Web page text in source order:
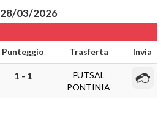
28/03/2026
Punteggio Trasferta Invia
1 - 1
FUTSAL
PONTINIA